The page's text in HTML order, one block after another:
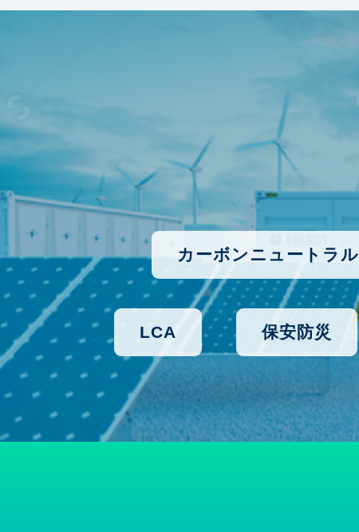
カーボンニュートラル
LCA 保安防災